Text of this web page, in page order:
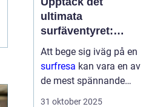
ultimata
surfäventyret:
Planera din nästa
surfresa
Att bege sig iväg på en
surfresa kan vara en av
de mest spännande
upplevelserna för den
31 oktober 2025